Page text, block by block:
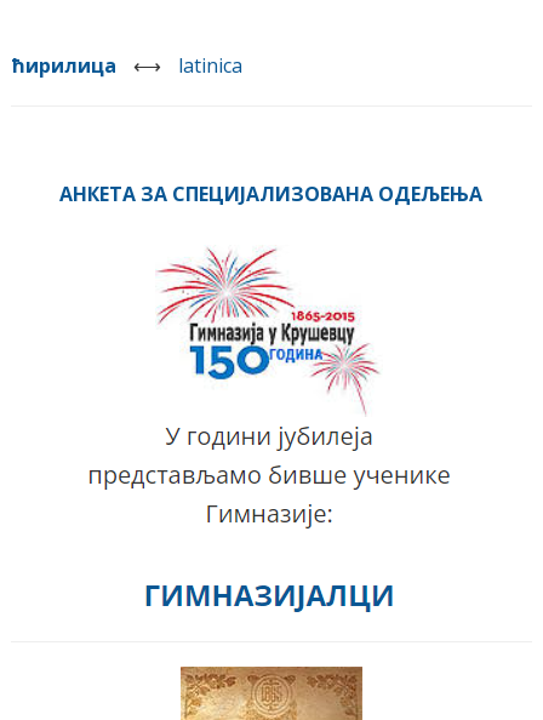
ћирилица ⟷ latinica
АНКЕТА ЗА СПЕЦИЈАЛИЗОВАНА ОДЕЉЕЊА